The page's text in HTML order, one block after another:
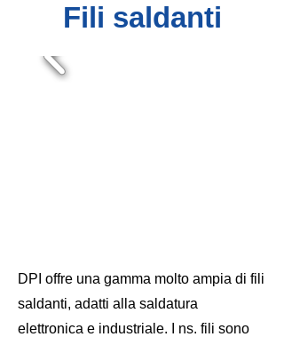
Fili saldanti
DPI offre una gamma molto ampia di fili
saldanti, adatti alla saldatura
elettronica e industriale. I ns. fili sono